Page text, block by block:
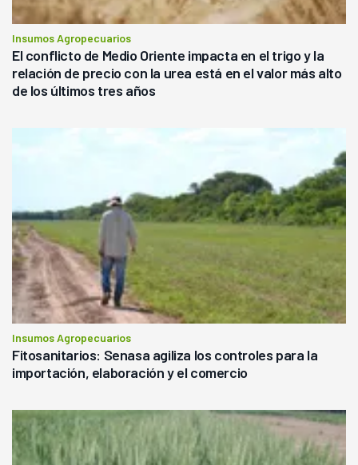
Insumos Agropecuarios
El conflicto de Medio Oriente impacta en el trigo y la
relación de precio con la urea está en el valor más alto
de los últimos tres años
Insumos Agropecuarios
Fitosanitarios: Senasa agiliza los controles para la
importación, elaboración y el comercio